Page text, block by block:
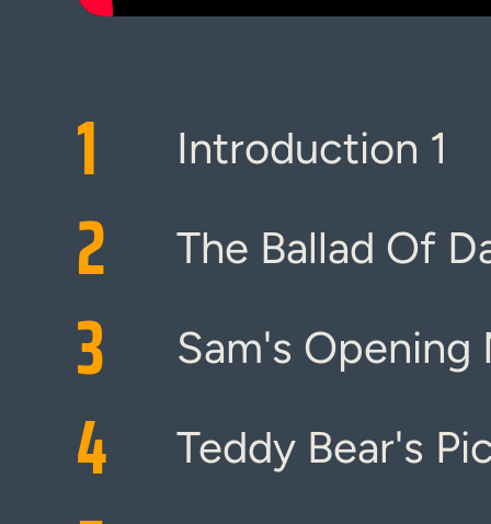
1 Introduction 1
2 The Ballad Of
3 Sam's Opening
4 Teddy Bear's